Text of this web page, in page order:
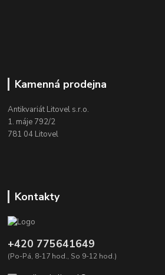
Kamenná prodejna
Antikvariát Litovel s.r.o.
1. máje 792/2
781 04 Litovel
Kontakty
+420 775641649
(Po-Pá, 8-17 hod., So 9-12 hod.)